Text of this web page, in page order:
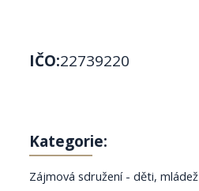
IČO:22739220
Kategorie:
Zájmová sdružení - děti, mládež